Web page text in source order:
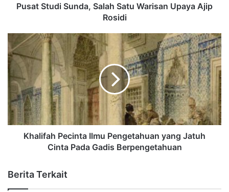
Pusat Studi Sunda, Salah Satu Warisan Upaya Ajip
Rosidi
Khalifah Pecinta Ilmu Pengetahuan yang Jatuh
Cinta Pada Gadis Berpengetahuan
Berita Terkait